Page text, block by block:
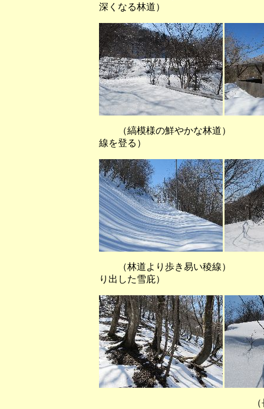
深くなる林道）
（縞模様の鮮やかな林
線を登る）
（林道より歩き易い稜線） （
り出した雪庇）
（長老ヶ岳山頂か